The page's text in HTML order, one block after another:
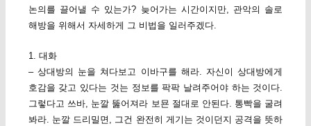
논의를 끌어낼 수 있는가? 늦어가는 시간이지만, 관악의 솔로
해방을 위해서 자세하게 그 비법을 일러주겠다.
1. 대화
– 상대방의 눈을 쳐다보고 이바구를 해라. 자신이 상대방에게
호감을 갖고 있다는 것는 정보를 팍팍 날려주어야 하는 것이다.
그렇다고 쓰바, 눈깔 뚫어져라 보묜 절대로 안된다. 통빡을 굴려
봐라. 눈깔 드리밀면, 그건 완전히 게기는 것이던지 공격을 뜻하